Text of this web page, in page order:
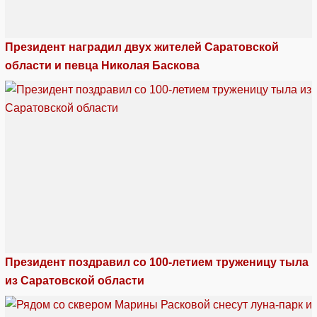
Президент наградил двух жителей Саратовской
области и певца Николая Баскова
Президент поздравил со 100-летием труженицу тыла
из Саратовской области